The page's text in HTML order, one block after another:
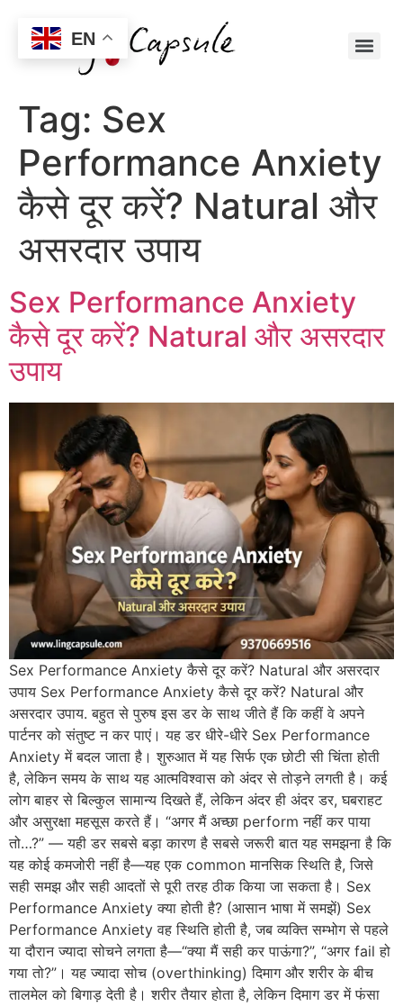
Tag: Sex
Performance Anxiety
कैसे दूर करें? Natural और
असरदार उपाय
Sex Performance Anxiety
कैसे दूर करें? Natural और असरदार
उपाय
Sex Performance Anxiety कैसे दूर करें? Natural और असरदार
उपाय Sex Performance Anxiety कैसे दूर करें? Natural और
असरदार उपाय. बहुत से पुरुष इस डर के साथ जीते हैं कि कहीं वे अपने
पार्टनर को संतुष्ट न कर पाएं। यह डर धीरे-धीरे Sex Performance
Anxiety में बदल जाता है। शुरुआत में यह सिर्फ एक छोटी सी चिंता होती
है, लेकिन समय के साथ यह आत्मविश्वास को अंदर से तोड़ने लगती है। कई
लोग बाहर से बिल्कुल सामान्य दिखते हैं, लेकिन अंदर ही अंदर डर, घबराहट
और असुरक्षा महसूस करते हैं। “अगर मैं अच्छा perform नहीं कर पाया
तो…?” — यही डर सबसे बड़ा कारण है सबसे जरूरी बात यह समझना है कि
यह कोई कमजोरी नहीं है—यह एक common मानसिक स्थिति है, जिसे
सही समझ और सही आदतों से पूरी तरह ठीक किया जा सकता है। Sex
Performance Anxiety क्या होती है? (आसान भाषा में समझें) Sex
Performance Anxiety वह स्थिति होती है, जब व्यक्ति सम्भोग से पहले
या दौरान ज्यादा सोचने लगता है—“क्या मैं सही कर पाऊंगा?”, “अगर fail हो
गया तो?”। यह ज्यादा सोच (overthinking) दिमाग और शरीर के बीच
तालमेल को बिगाड़ देती है। शरीर तैयार होता है, लेकिन दिमाग डर में फंसा
EN